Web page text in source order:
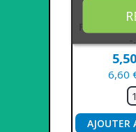
Foret SDS -
6,60
AJOUTER